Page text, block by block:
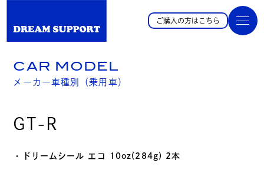
ご購入の方はこちら
CAR MODEL
メーカー車種別（乗用車）
GT-R
・ドリームシール エコ 10oz(284g) 2本